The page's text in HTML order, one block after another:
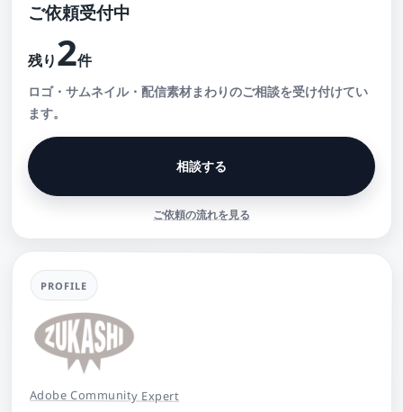
ご依頼受付中
残り2件
ロゴ・サムネイル・配信素材まわりのご相談を受け付けてい
ます。
相談する
ご依頼の流れを見る
PROFILE
Adobe Community Expert